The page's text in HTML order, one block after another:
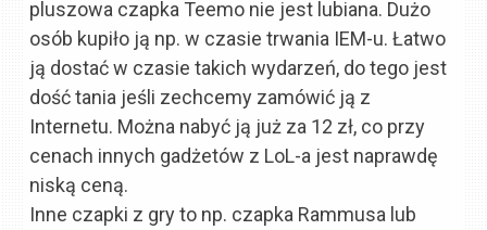
pluszowa czapka Teemo nie jest lubiana. Dużo
osób kupiło ją np. w czasie trwania IEM-u. Łatwo
ją dostać w czasie takich wydarzeń, do tego jest
dość tania jeśli zechcemy zamówić ją z
Internetu. Można nabyć ją już za 12 zł, co przy
cenach innych gadżetów z LoL-a jest naprawdę
niską ceną.
Inne czapki z gry to np. czapka Rammusa lub